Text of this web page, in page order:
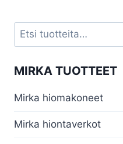
Etsi:
MIRKA TUOTTEET
Mirka hiomakoneet
Mirka hiontaverkot